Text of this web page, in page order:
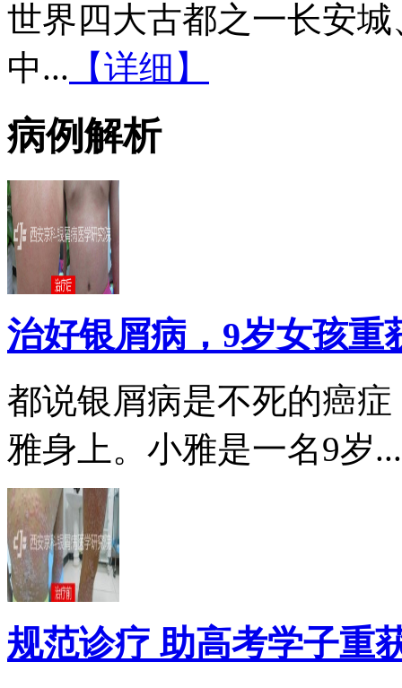
世界四大古都之一长安
中... 【详细】
病例解析
治好银屑病，9岁女孩重
都说银屑病是不死的癌
雅身上。小雅是一名9岁...
规范诊疗 助高考学子重